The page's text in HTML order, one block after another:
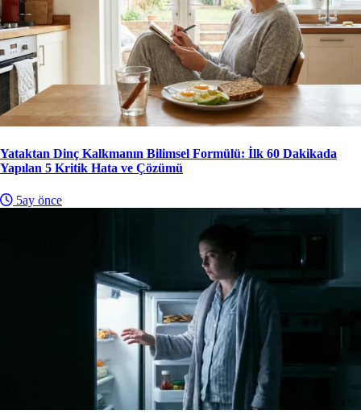
Yataktan Dinç Kalkmanın Bilimsel Formülü: İlk 60 Dakikada
Yapılan 5 Kritik Hata ve Çözümü
5ay önce